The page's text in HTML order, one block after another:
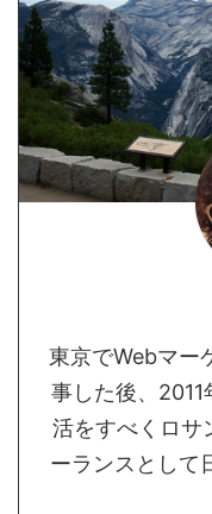
東京でWebマー
事した後、
活をすべくロサ
ーランスとして